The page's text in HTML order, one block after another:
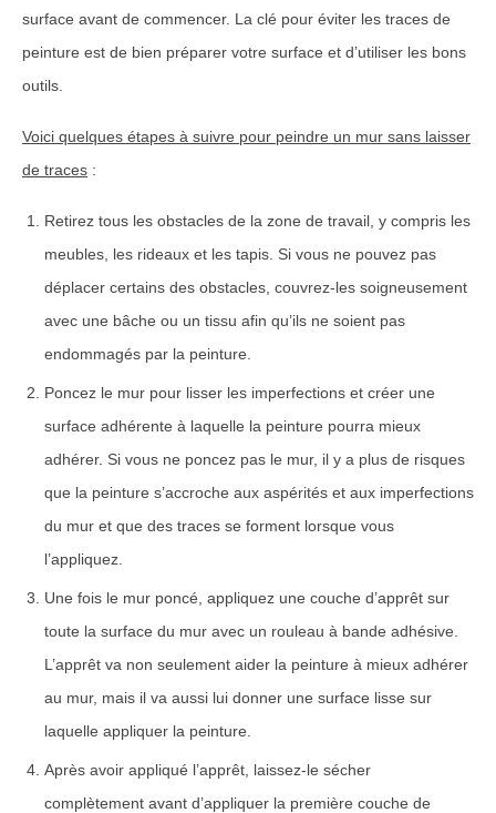
surface avant de commencer. La clé pour éviter les traces de
peinture est de bien préparer votre surface et d’utiliser les bons
outils.
Voici quelques étapes à suivre pour peindre un mur sans laisser
de traces :
Retirez tous les obstacles de la zone de travail, y compris les
meubles, les rideaux et les tapis. Si vous ne pouvez pas
déplacer certains des obstacles, couvrez-les soigneusement
avec une bâche ou un tissu afin qu’ils ne soient pas
endommagés par la peinture.
Poncez le mur pour lisser les imperfections et créer une
surface adhérente à laquelle la peinture pourra mieux
adhérer. Si vous ne poncez pas le mur, il y a plus de risques
que la peinture s’accroche aux aspérités et aux imperfections
du mur et que des traces se forment lorsque vous
l’appliquez.
Une fois le mur poncé, appliquez une couche d’apprêt sur
toute la surface du mur avec un rouleau à bande adhésive.
L’apprêt va non seulement aider la peinture à mieux adhérer
au mur, mais il va aussi lui donner une surface lisse sur
laquelle appliquer la peinture.
Après avoir appliqué l’apprêt, laissez-le sécher
complètement avant d’appliquer la première couche de